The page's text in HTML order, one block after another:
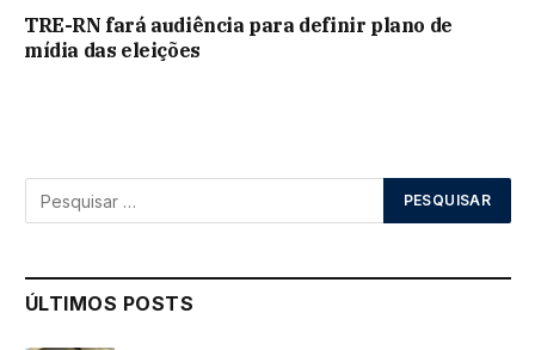
TRE-RN fará audiência para definir plano de
mídia das eleições
ÚLTIMOS POSTS